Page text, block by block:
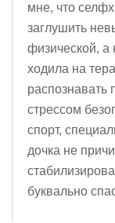
мне, что
заглушить
физической, а
ходила на
распознавать
стрессом
спорт,
дочка не
буквально